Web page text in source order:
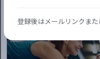
登録後はメールリンクま